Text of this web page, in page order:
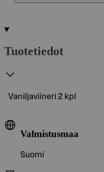
Tuotetiedot
Vaniljaviineri 2 kpl
Valmistusmaa
Suomi